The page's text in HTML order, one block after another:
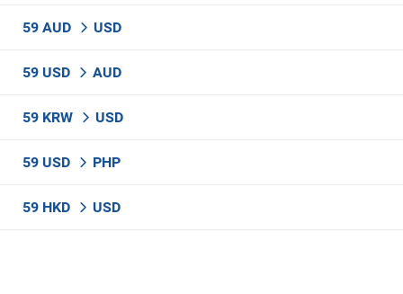
59 AUD USD
59 USD AUD
59 KRW USD
59 USD PHP
59 HKD USD